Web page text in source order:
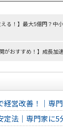
える！】最大5億円？中
がおすすめ！】成長
経営改善！｜専
定法｜専門家に